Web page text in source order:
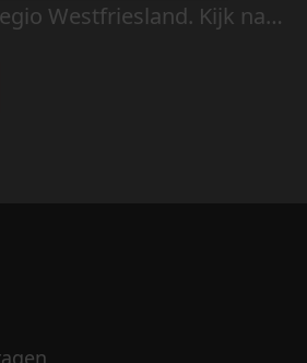
Westfriesland. Kijk naar